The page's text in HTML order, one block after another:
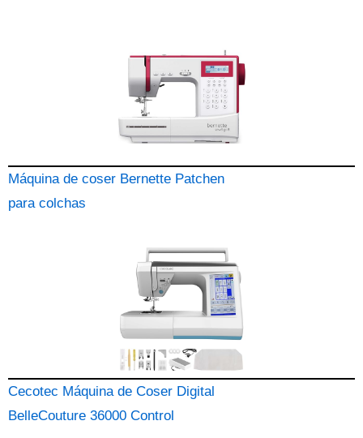
Máquina de coser Bernette Patchen
para colchas
Cecotec Máquina de Coser Digital
BelleCouture 36000 Control